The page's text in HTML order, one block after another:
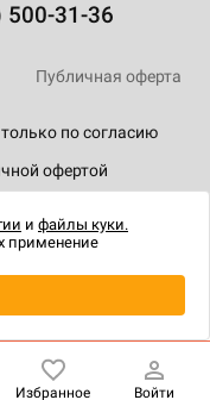
500-31-36
по согласию
офертой
Публичная оферта
Избранное Войти
и файлы куки.
применение